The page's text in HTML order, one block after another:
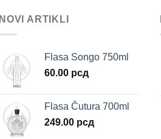
NOVI ARTIKLI
Flasa Songo 750ml
60.00 рсд
Flasa Čutura 700ml
249.00 рсд